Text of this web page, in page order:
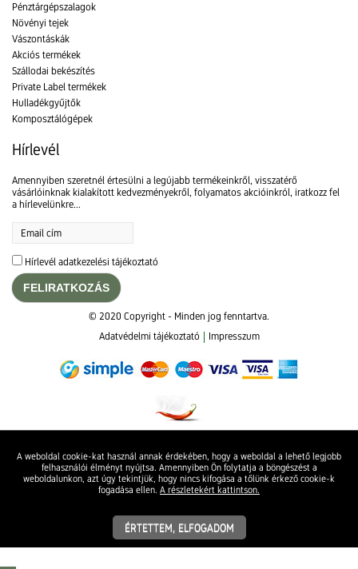
Pénztárgépszalagok
Növényi tejek
Vászontáskák
Akciós termékek
Szállodai bekészítés
Private Label termékek
Hulladékgyűjtők
Komposztálógépek
Hírlevél
Amennyiben szeretnél értesülni a legújabb termékeinkről, visszatérő
vásárlóinknak kialakított kedvezményekről, folyamatos akcióinkról, iratkozz fel
a hírlevelünkre...
Hírlevél adatkezelési tájékoztató
FELIRATKOZÁS
© 2020 Copyright - Minden jog fenntartva.
Adatvédelmi tájékoztató
Impresszum
A weboldal cookie-kat használ annak érdekében, hogy a weboldal a lehető legjobb
felhasználói élményt nyújtsa. Amennyiben Ön folytatja a böngészést a
weboldalunkon, azt úgy tekintjük, hogy nincs kifogása a tőlünk érkező cookie-k
fogadása ellen. A részletekért kattintson.
ÉRTETTEM, ELFOGADOM